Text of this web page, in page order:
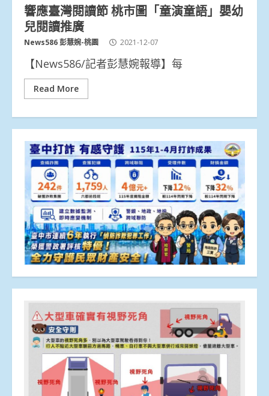
響應臺灣閱讀節 桃市圖「童演童語」嬰幼
兒閱讀推廣
News586 彭慧婉-桃園 2021-12-07
【News586/記者彭慧婉報導】每
Read More